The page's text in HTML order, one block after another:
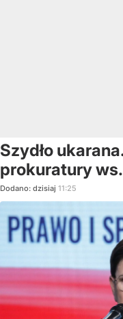
Szydło
prokuratury
Dodano: dzisiaj 11:25